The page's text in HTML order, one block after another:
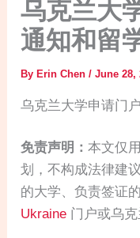
乌克兰大
通知和留
ByErin Chen/June 28,
乌克兰大学申请门
免责声明：本文仅
划，不构成法律建
的大学、负责签证
Ukraine 门户或乌克